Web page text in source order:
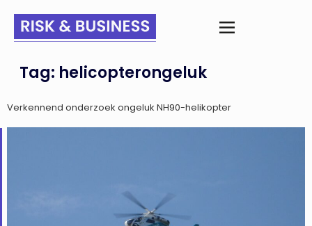
Tag: helicopterongeluk
Verkennend onderzoek ongeluk NH90-helikopter